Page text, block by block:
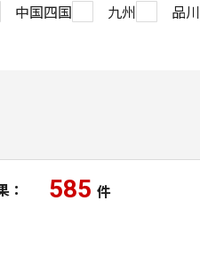
中国四国 九州 品川
： 585 件